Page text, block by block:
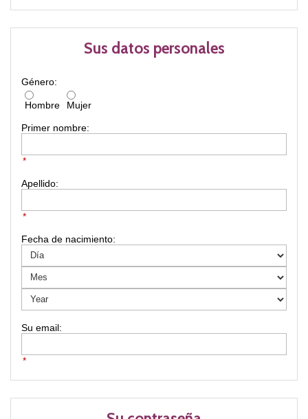
Sus datos personales
Género:
Hombre Mujer
Primer nombre:
*
Apellido:
*
Fecha de nacimiento:
*